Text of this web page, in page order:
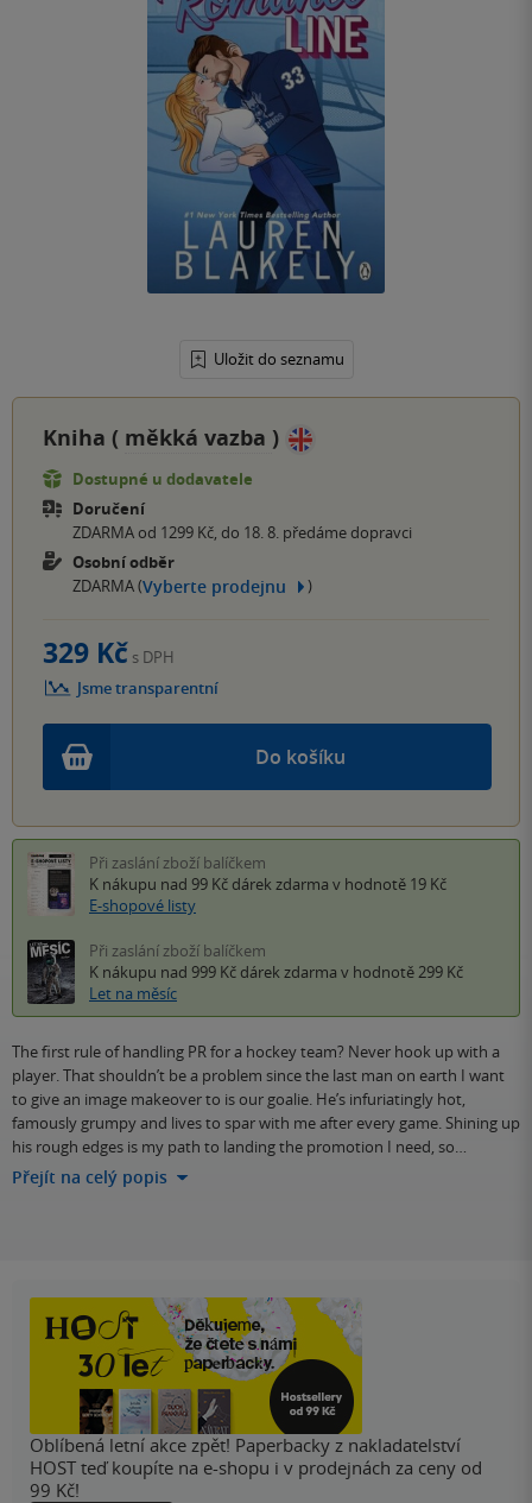
Uložit do seznamu
Kniha ( měkká vazba )
Dostupné u dodavatele
Doručení
ZDARMA od 1299 Kč, do 18. 8. předáme dopravci
Osobní odběr
ZDARMA (Vyberte prodejnu )
Do košíku
329 Kč s DPH
Jsme transparentní
Při zaslání zboží balíčkem
K nákupu nad 99 Kč dárek zdarma v hodnotě 19 Kč
E-shopové listy
Při zaslání zboží balíčkem
K nákupu nad 999 Kč dárek zdarma v hodnotě 299 Kč
Let na měsíc
The first rule of handling PR for a hockey team? Never hook up with a
player. That shouldn’t be a problem since the last man on earth I want
to give an image makeover to is our goalie. He’s infuriatingly hot,
famously grumpy and lives to spar with me after every game. Shining up
his rough edges is my path to landing the promotion I need, so…
Přejít na celý popis
Oblíbená letní akce zpět! Paperbacky z nakladatelství
HOST teď koupíte na e-shopu i v prodejnách za ceny od
99 Kč!